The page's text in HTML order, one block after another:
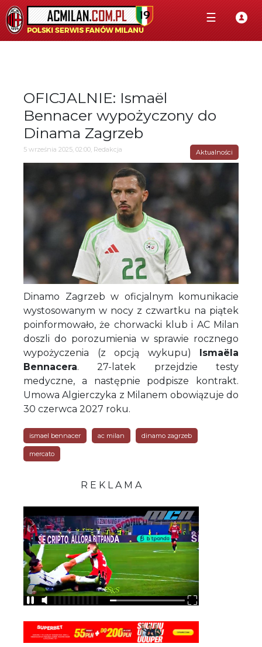
☰
OFICJALNIE: Ismaël
Bennacer wypożyczony do
Dinama Zagrzeb
5 września 2025, 02:00, Redakcja Aktualności
Dinamo Zagrzeb w oficjalnym komunikacie
wystosowanym w nocy z czwartku na piątek
poinformowało, że chorwacki klub i AC Milan
doszli do porozumienia w sprawie rocznego
wypożyczenia (z opcją wykupu) Ismaëla
Bennacera. 27-latek przejdzie testy
medyczne, a następnie podpisze kontrakt.
Umowa Algierczyka z Milanem obowiązuje do
30 czerwca 2027 roku.
ismael bennacer ac milan dinamo zagrzeb
mercato
R E K L A M A